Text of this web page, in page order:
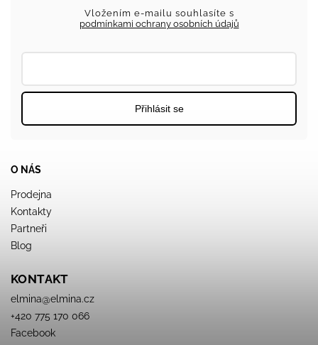
O NÁS
Prodejna
Kontakty
Partneři
Blog
KONTAKT
elmina@elmina.cz
+420 775 170 066
Facebook
Vložením e-mailu souhlasíte s
podmínkami ochrany osobních údajů
Přihlásit se